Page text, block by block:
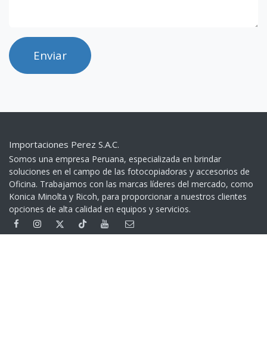
Enviar
Importaciones Perez S.A.C.
Somos una empresa Peruana, especializada en brindar
soluciones en el campo de las fotocopiadoras y accesorios de
Oficina. Trabajamos con las marcas líderes del mercado, como
Konica Minolta y Ricoh, para proporcionar a nuestros clientes
opciones de alta calidad en equipos y servicios.​